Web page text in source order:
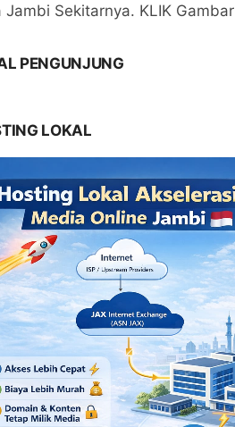
Jambi Sekitarnya. KLIK Gambar
PENGUNJUNG
LOKAL